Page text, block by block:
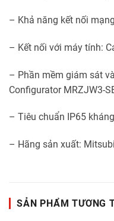
– Khả năng kết nối
– Kết nối với máy tính:
– Phần mềm giám sát
Configurator MRZJW3-
– Tiêu chuẩn IP65
– Hãng sản xuất:
SẢN PHẨM TƯƠNG